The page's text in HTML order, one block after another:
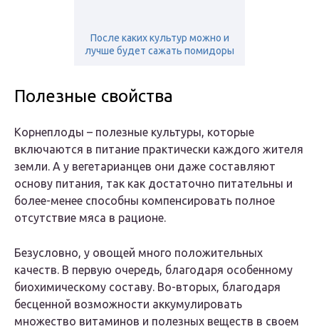
После каких культур можно и
лучше будет сажать помидоры
Полезные свойства
Корнеплоды – полезные культуры, которые
включаются в питание практически каждого жителя
земли. А у вегетарианцев они даже составляют
основу питания, так как достаточно питательны и
более-менее способны компенсировать полное
отсутствие мяса в рационе.
Безусловно, у овощей много положительных
качеств. В первую очередь, благодаря особенному
биохимическому составу. Во-вторых, благодаря
бесценной возможности аккумулировать
множество витаминов и полезных веществ в своем